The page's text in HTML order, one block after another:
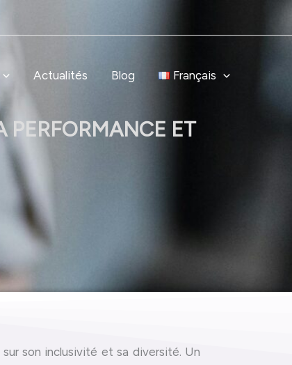
Actualités Blog Français
PERFORMANCE ET
son inclusivité et sa diversité. Un